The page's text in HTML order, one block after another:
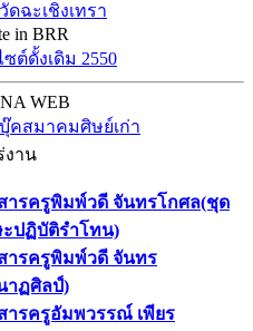
ดฉะเชิงเทรา
in BRR
ซต์ดั้งเดิม 2550
WEB
คสมาคมศิษย์เก่า
งาน
ารครูพิมพ์วดี จันทรโกศล(ชุด
ปฏิบัติรำโทน)
ารครูพิมพ์วดี จันทร
าฏศิลป์)
ารครูอัมพวรรณ์ เพียร